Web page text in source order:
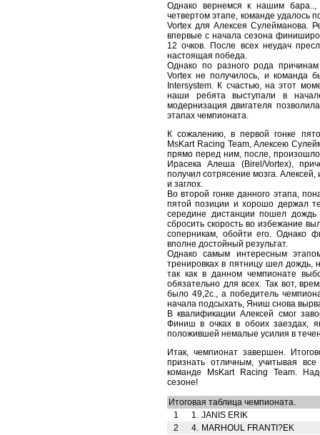
Однако вернемся к нашим
четвертом этапе, команде удалось
Vortex для Алексея Сулейманова.
впервые с начала сезона
12 очков. После всех неудач
настоящая победа.
Однако по разного рода
Vortex не получилось, и команда
Intersystem. К счастью, на этот
наши ребята выступали в
модернизация двигателя
этапах чемпионата.
К сожалению, в первой гонке
MsKart Racing Team, Алексею
прямо перед ним, после,
Ирасека Алеша (Birel/Vortex),
получил сотрясение мозга.
и заглох.
Во второй гонке данного этапа,
пятой позиции и хорошо держал
середине дистанции пошел
сбросить скорость во избежание
соперникам, обойти его. Однако
вполне достойный результат.
Однако самым интересным
тренировках в пятницу шел дождь,
так как в данном чемпионате
обязательно для всех. Так вот,
было 49,2с., а победитель
начала подсыхать, Яниш снова
В квалификации Алексей смог
Финиш в очках в обоих заездах,
положившей немалые усилия в
Итак, чемпионат завершен.
признать отличным, учитывая
команде MsKart Racing Team.
сезоне!
Итоговая таблица чемпионата.
1
1. JANIS ERIK
2
4. MARHOUL FRANTI?EK